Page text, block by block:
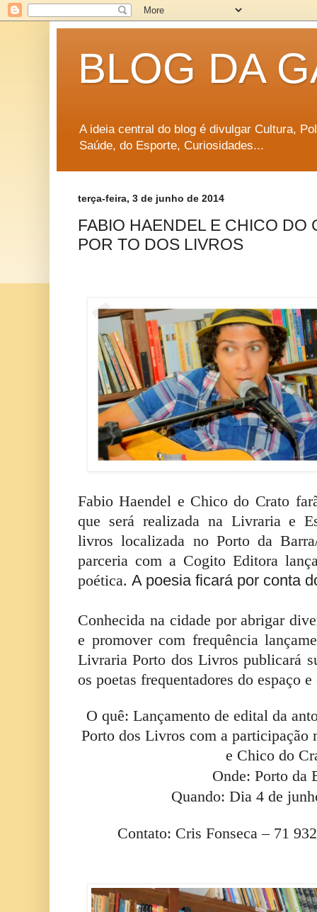
BLOG DA
A ideia central do blog é divulgar Cultura,
Saúde, do Esporte, Curiosidades...
terça-feira, 3 de junho de 2014
FABIO HAENDEL E CHICO DO
POR TO DOS LIVROS
Fabio Haendel e Chico do Crato
que será realizada na Livraria e
livros localizada no Porto da
parceria com a Cogito Editora
poética. A poesia ficará por conta
Conhecida na cidade por abrigar
e promover com frequência
Livraria Porto dos Livros publicará
os poetas frequentadores do espaço
O quê: Lançamento de edital da
Porto dos Livros com a participação
e Chico do
Onde: Porto da
Quando: Dia 4 de
Contato: Cris Fonseca – 71